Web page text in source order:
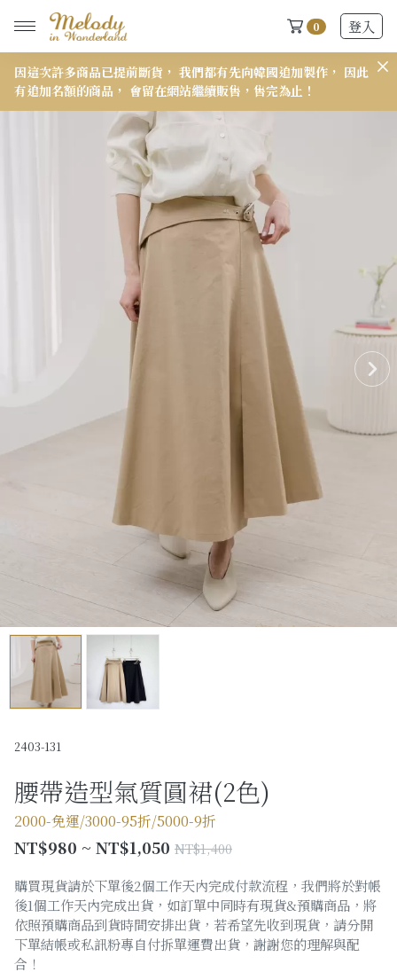
0 登入
New Arrivals
2026 S/S-03 盛夏新品
618快閃新品最後現貨
2026 S/S-02 最後現貨
2026 S/S-01 最後現貨
施華洛世奇水晶飾品區
Past Collections
全部
現貨專區-可快速出貨
C字頭商品- 防曬披肩/好穿內衣
Best Top20
最新消息
訂單查詢
關於我們
購物須知
Facebook社團
Instagram
𝟭𝟱𝟭 小個子穿搭報告來了👋
2403-131
腰帶造型氣質圓裙(2色)
2000-免運/3000-95折/5000-9折
NT$980 ~ NT$1,050 NT$1,400
購買現貨請於下單後2個工作天內完成付款流程，我們將於對帳
後1個工作天內完成出貨，如訂單中同時有現貨&預購商品，將
依照預購商品到貨時間安排出貨，若希望先收到現貨，請分開
下單結帳或私訊粉專自付拆單運費出貨，謝謝您的理解與配
合！